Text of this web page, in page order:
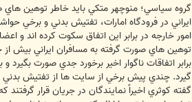
گروه سياسي؛ منوچهر متکي بايد خاطر توهين هاي
ايراني در فرودگاه امارات، تفتيش بدني و برخي
امور خارجه در برابر اين اتفاق سکوت کرده اند
توهين هاي صورت گرفته به مسافران ايراني بيش
برابر اتفاقات ناگوار اخير برخورد جدي صورت
گيرد. چندي پيش برخي از سايت ها از تفتيش بدني
گفته کوثري اخيراً نمايندگان در جريان قرار